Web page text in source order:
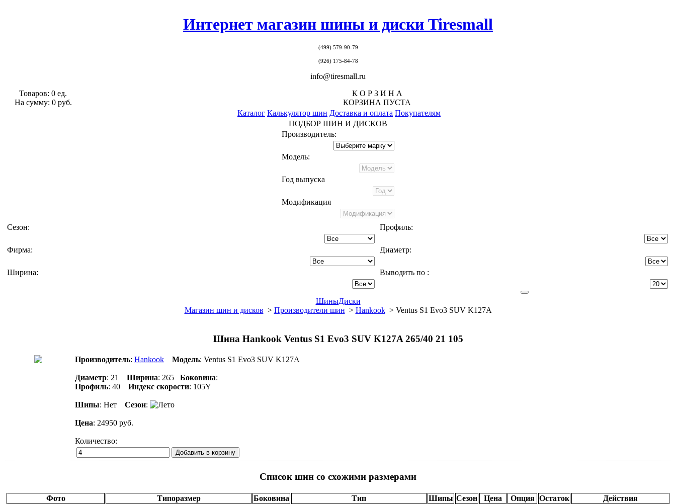
Интернет магазин шины и диски Tiresmall
(499) 579-90-79
(926) 175-84-78
info@tiresmall.ru
Товаров: 0 ед.
На сумму: 0 руб.
К О Р З И Н А
КОРЗИНА ПУСТА
Каталог Калькулятор шин Доставка и оплата Покупателям
ПОДБОР ШИН И ДИСКОВ
Производитель:
Модель:
Год выпуска
Модификация
Сезон:
Фирма:
Ширина:
Профиль:
Диаметр:
Выводить по :
ШиныДиски
Магазин шин и дисков > Производители шин > Hankook> Ventus S1 Evo3 SUV K127A
Шина Hankook Ventus S1 Evo3 SUV K127A 265/40 21 105
Производитель: Hankook Модель: Ventus S1 Evo3 SUV K127A
Диаметр: 21 Ширина: 265 Боковина:
Профиль: 40 Индекс скорости: 105Y
Шипы: Нет Сезон:
Цена: 24950 руб.
Количество:
Список шин со схожими размерами
Фото Типоразмер Боковина Тип Шипы Сезон Цена Опция Остаток Действия